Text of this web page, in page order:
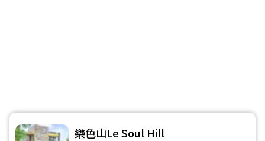
樂色山Le Soul Hill